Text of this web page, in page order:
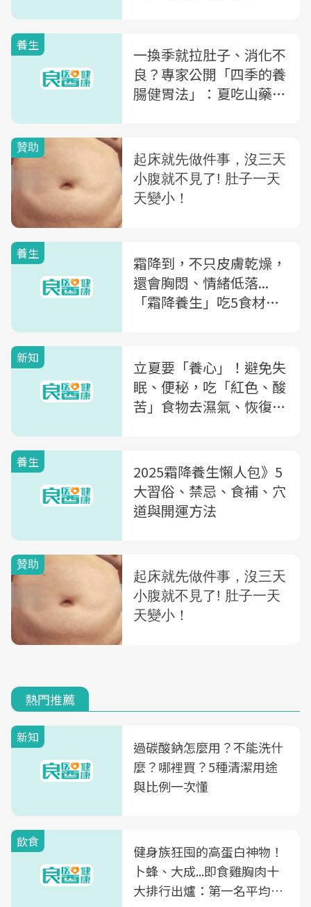
養生
一換季就拉肚子、消化不
良？專家公開「四季的養
腸健胃法」：夏吃山藥、
養生
霜降到，不只皮膚乾燥，
還會胸悶、情緒低落...
「霜降養生」吃5食材、5
新知
立夏要「養心」！避免失
眠、便秘，吃「紅色、酸
苦」食物去濕氣、恢復元
養生
2025霜降養生懶人包》5
大習俗、禁忌、食補、穴
道與開運方法
熱門推薦
新知
過碳酸鈉怎麼用？不能洗什
麼？哪裡買？5種清潔用途
與比例一次懂
飲食
健身族狂囤的高蛋白神物！
卜蜂、大成...即食雞胸肉十
大排行出爐：第一名平均一